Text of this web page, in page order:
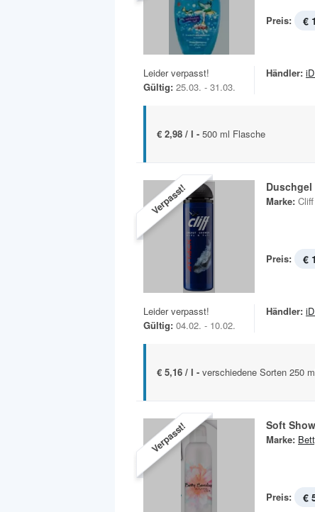
Preis: €
Leider verpasst!
Gültig: 25.03. - 31.03.
Händler:
€ 2,98 / l - 500 ml Flasche
Verpasst! Duschgel
Marke: Cliff
Preis: €
Leider verpasst!
Gültig: 04.02. - 10.02.
Händler:
€ 5,16 / l - verschiedene Sorten 250
Verpasst! Soft
Marke:
Preis: €